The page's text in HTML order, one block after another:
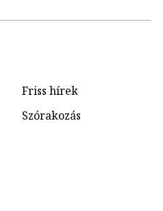
Friss hírek
Szórakozás